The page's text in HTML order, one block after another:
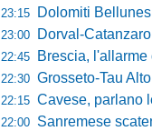
23:15 Dolomiti Bellunesi, parla
23:00 Dorval-Catanzaro,
22:45 Brescia, l'allarme di
22:30 Grosseto-Tau Altopascio
22:15 Cavese, parlano le idee di
22:00 Sanremese scatenata